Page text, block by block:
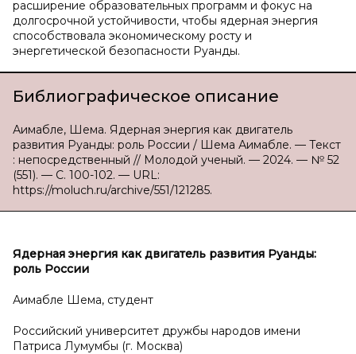
расширение образовательных программ и фокус на
долгосрочной устойчивости, чтобы ядерная энергия
способствовала экономическому росту и
энергетической безопасности Руанды.
Библиографическое описание
Аимабле, Шема. Ядерная энергия как двигатель
развития Руанды: роль России / Шема Аимабле. — Текст
: непосредственный // Молодой ученый. — 2024. — № 52
(551). — С. 100-102. — URL:
https://moluch.ru/archive/551/121285.
Ядерная энергия как двигатель развития Руанды:
роль России
Аимабле Шема, студент
Российский университет дружбы народов имени
Патриса Лумумбы (г. Москва)